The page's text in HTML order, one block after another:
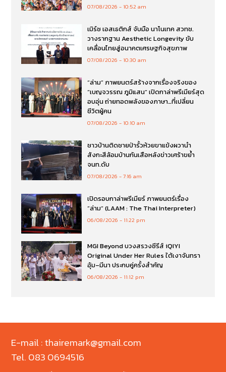
07/08/2026 10:52 am
เมิร์ซ เอสเธติกส์ จับมือ นาโนเทค สวทช.
วางรากฐาน Aesthetic Longevity ขับ
เคลื่อนไทยสู่อนาคตเศรษฐกิจสุขภาพ
07/08/2026 10:30 am
“ล่าม” ภาพยนตร์สร้างจากเรื่องจริงของ
“เบญจวรรณ ภูมิแสน” เปิดกาล่าพรีเมียร์สุด
อบอุ่น ถ่ายทอดพลังของภาษา…ที่เปลี่ยน
ชีวิตผู้คน
07/08/2026 10:10 am
ชาวบ้านติดชายป่ารั้วห้วยขาแข้งผวานำ
สังกะสีล้อมบ้านกันเสือหลังข่าวเศร้าขย้ำ
จนท.ดับ
07/08/2026 7:16 am
เปิดรอบกาล่าพรีเมียร์ ภาพยนตร์เรื่อง
”ล่าม“ (LAAM : The Thai Interpreter)
06/08/2026 11:22 pm
MGI Beyond บวงสรวงซีรีส์ iQIYI
Original Under Her Rules ใต้เงาจันทรา
อุ้ม–มีนา ประกบคู่ครั้งสำคัญ
06/08/2026 11:12 pm
E-mail : thairemark@gmail.com
Tel. 083 0694516